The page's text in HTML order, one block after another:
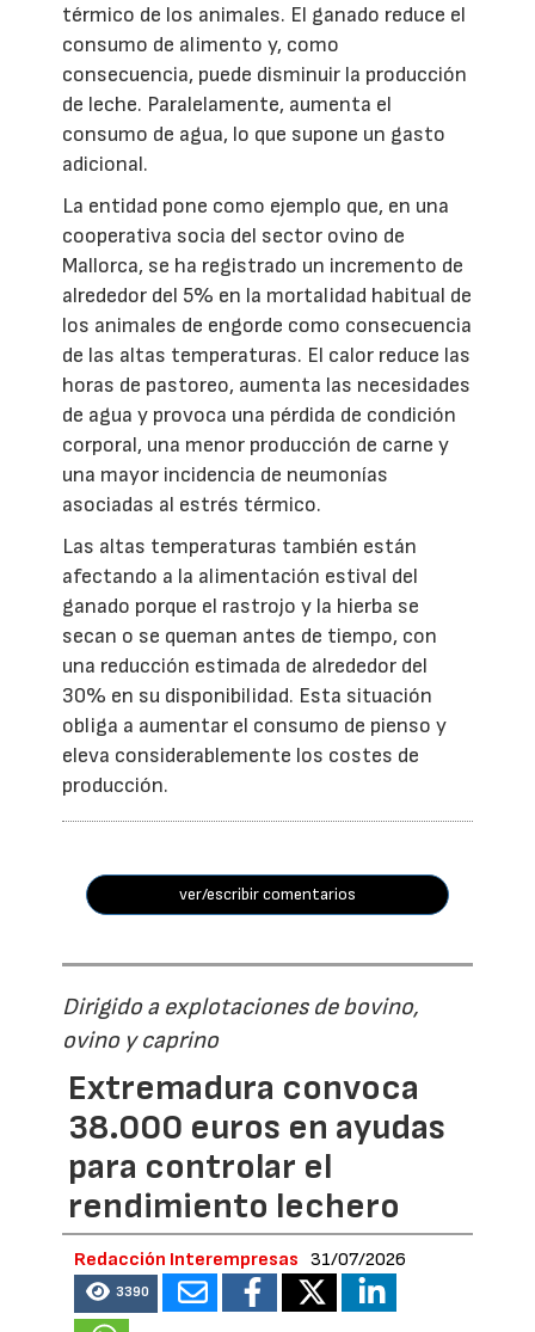
térmico de los animales. El ganado reduce el
consumo de alimento y, como
consecuencia, puede disminuir la producción
de leche. Paralelamente, aumenta el
consumo de agua, lo que supone un gasto
adicional.
La entidad pone como ejemplo que, en una
cooperativa socia del sector ovino de
Mallorca, se ha registrado un incremento de
alrededor del 5% en la mortalidad habitual de
los animales de engorde como consecuencia
de las altas temperaturas. El calor reduce las
horas de pastoreo, aumenta las necesidades
de agua y provoca una pérdida de condición
corporal, una menor producción de carne y
una mayor incidencia de neumonías
asociadas al estrés térmico.
Las altas temperaturas también están
afectando a la alimentación estival del
ganado porque el rastrojo y la hierba se
secan o se queman antes de tiempo, con
una reducción estimada de alrededor del
30% en su disponibilidad. Esta situación
obliga a aumentar el consumo de pienso y
eleva considerablemente los costes de
producción.
ver/escribir comentarios
Dirigido a explotaciones de bovino,
ovino y caprino
Extremadura convoca
38.000 euros en ayudas
para controlar el
rendimiento lechero
Redacción Interempresas 31/07/2026
3390